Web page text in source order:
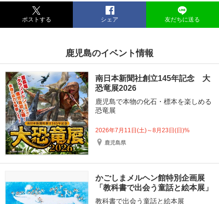
ポストする シェア 友だちに送る
鹿児島のイベント情報
南日本新聞社創立145年記念 大
恐竜展2026
鹿児島で本物の化石・標本を楽しめる
恐竜展
2026年7月11日(土)～8月23日(日)%
鹿児島県
かごしまメルヘン館特別企画展
「教科書で出会う童話と絵本展」
教科書で出会う童話と絵本展